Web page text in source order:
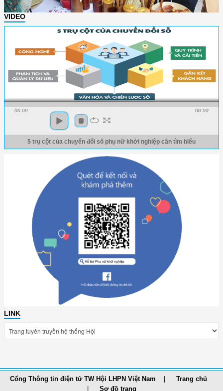
VIDEO
00:00 00:00
5 trụ cột của chuyển đổi số phụ nữ khởi nghiệp cần tìm hiểu
LINK
Cổng Thông tin điện tử TW Hội LHPN Việt Nam
Trang chủ
Sơ đồ trang